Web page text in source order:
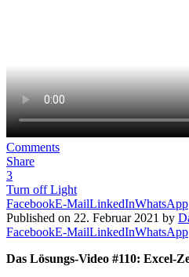
Comments
Share
3
Turn off Light
FacebookE-MailLinkedInWhatsApp
Published on 22. Februar 2021 by
FacebookE-MailLinkedInWhatsApp
Das Lösungs-Video #110: Excel-